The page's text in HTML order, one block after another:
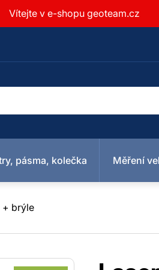
Vítejte v e-shopu geoteam.cz
Vodováhy
pásma, kolečka Měření
Detektory /
Podložky
+ brýle